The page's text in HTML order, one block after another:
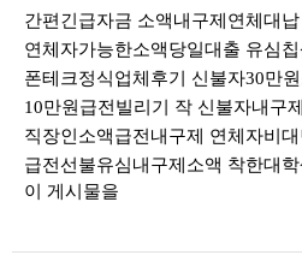
간편긴급자금 소액내구제연체대납
연체자가능한소액당일대출 유심
폰테크정식업체후기
신불자30만
10만원급전빌리기 작 신불자내구
직장인소액급전내구제
연체자비
급전선불유심내구제소액 착한대
이 게시물을